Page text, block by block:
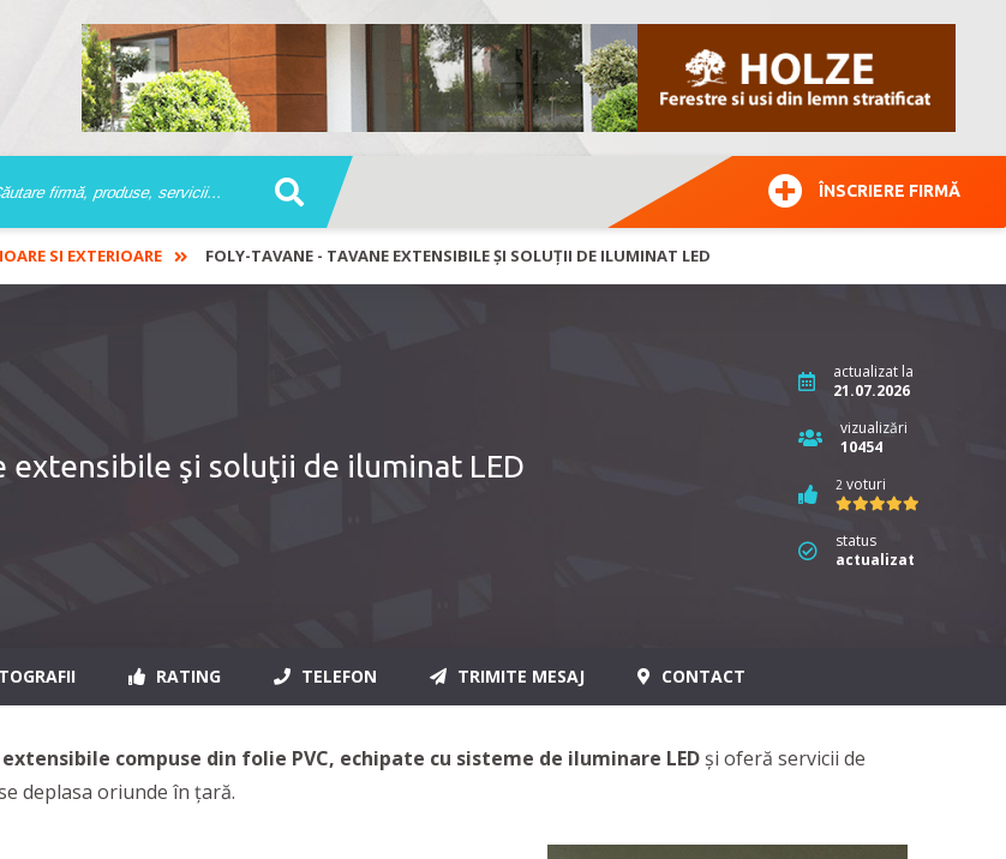
ÎNSCRIERE FIRMĂ
SI EXTERIOARE FOLY-TAVANE - TAVANE EXTENSIBILE ŞI SOLUŢII DE ILUMINAT LED
extensibile şi soluţii de iluminat LED
actualizat la
21.07.2026
vizualizări
10454
2 voturi
status
actualizat
RATING TELEFON TRIMITE MESAJ CONTACT
compuse din folie PVC, echipate cu sisteme de iluminare LED și oferă servicii de
deplasa oriunde în țară.